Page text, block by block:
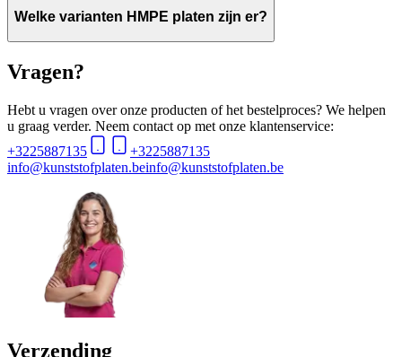
Welke varianten HMPE platen zijn er?
Vragen?
Hebt u vragen over onze producten of het bestelproces? We helpen
u graag verder. Neem contact op met onze klantenservice:
+3225887135
+3225887135
info@kunststofplaten.beinfo@kunststofplaten.be
Verzending